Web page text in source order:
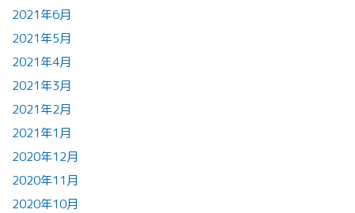
2021年6月
2021年5月
2021年4月
2021年3月
2021年2月
2021年1月
2020年12月
2020年11月
2020年10月